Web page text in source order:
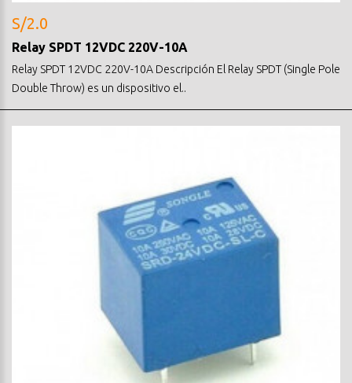
S/2.0
Relay SPDT 12VDC 220V-10A
Relay SPDT 12VDC 220V-10A Descripción El Relay SPDT (Single Pole
Double Throw) es un dispositivo el..